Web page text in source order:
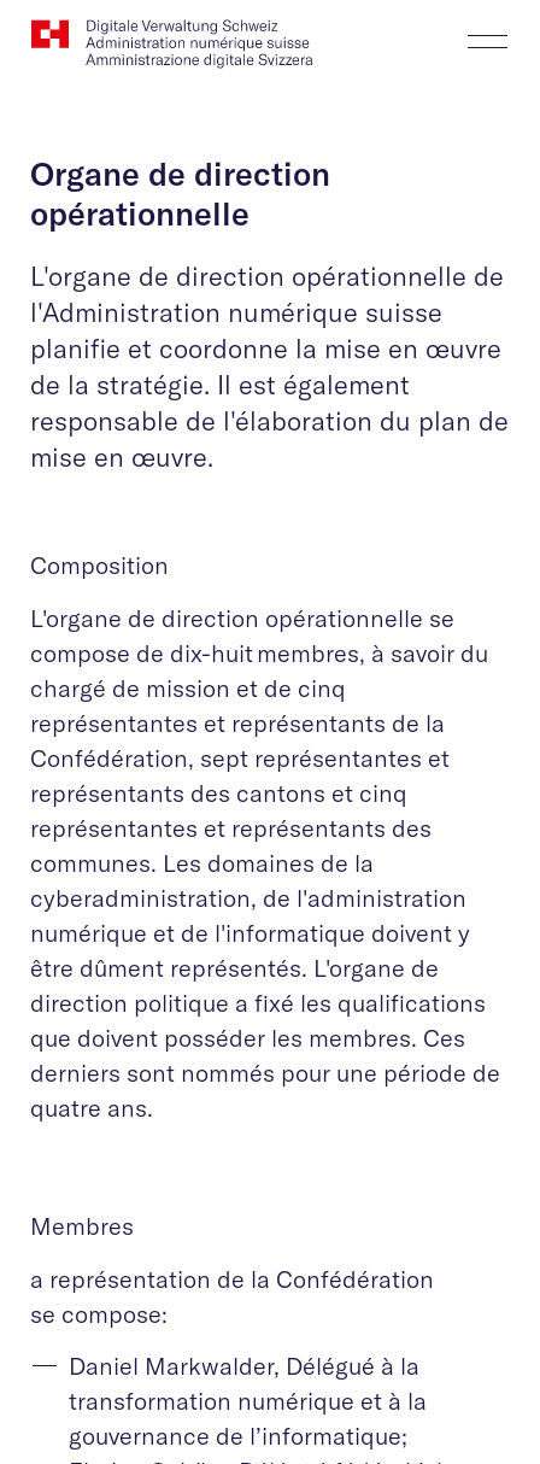
Website
Logo
Recherche
Organe de direction
opérationnelle
L'organe de direction opérationnelle de
l'Administration numérique suisse
planifie et coordonne la mise en œuvre
de la stratégie. Il est également
responsable de l'élaboration du plan de
mise en œuvre.
Composition
L'organe de direction opérationnelle se
compose de dix-huit membres, à savoir du
chargé de mission et de cinq
représentantes et représentants de la
Confédération, sept représentantes et
représentants des cantons et cinq
représentantes et représentants des
communes. Les domaines de la
cyberadministration, de l'administration
numérique et de l'informatique doivent y
être dûment représentés. L'organe de
direction politique a fixé les qualifications
que doivent posséder les membres. Ces
derniers sont nommés pour une période de
quatre ans.
Membres
a représentation de la Confédération
se compose:
Daniel Markwalder, Délégué à la
transformation numérique et à la
gouvernance de l’informatique;